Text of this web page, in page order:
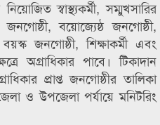
স্বাস্থ্যকর্মী, সম্মুখসারির
বয়োজ্যেষ্ঠ জনগোষ্ঠী,
বয়স্ক জনগোষ্ঠী, শিক্ষাকর্মী এবং
অগ্রাধিকার পাবে। টিকাদান
প্রাপ্ত জনগোষ্ঠীর তালিকা
ও উপজেলা পর্যায়ে মনিটরিং